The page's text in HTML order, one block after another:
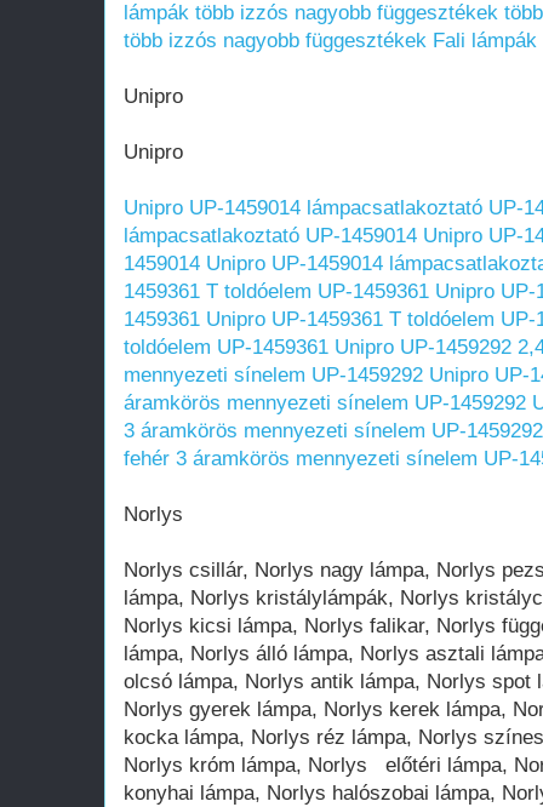
lámpák több izzós nagyobb függesztékek
több izzós nagyobb függesztékek Fali lámpák
Unipro
Unipro
Unipro UP-1459014 lámpacsatlakoztató UP-
lámpacsatlakoztató UP-1459014 Unipro UP-
1459014 Unipro UP-1459014
1459361 T toldóelem UP-1459361 Unipro UP-
1459361 Unipro UP-1459361 T toldóelem UP-
toldóelem UP-1459361 Unipro UP-1459292
mennyezeti sínelem UP-1459292 Unipro UP-
áramkörös mennyezeti sínelem UP-1459292
3 áramkörös mennyezeti sínelem UP-1459292
fehér 3 áramkörös mennyezeti sínelem UP-
Norlys
Norlys csillár, Norlys nagy lámpa, Norlys
lámpa, Norlys kristálylámpák, Norlys
Norlys kicsi lámpa, Norlys falikar, Norlys
lámpa, Norlys álló lámpa, Norlys asztali
olcsó lámpa, Norlys antik lámpa, Norlys spot
Norlys gyerek lámpa, Norlys kerek lámpa,
kocka lámpa, Norlys réz lámpa, Norlys
Norlys króm lámpa, Norlys előtéri lámpa,
konyhai lámpa, Norlys halószobai lámpa,